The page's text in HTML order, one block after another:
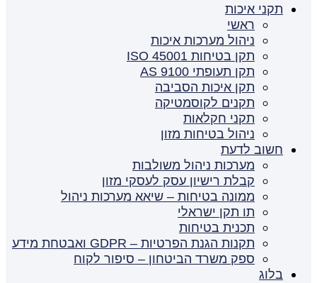
תקני איכות
ראשי
ניהול מערכות איכות
תקן בטיחות ISO 45001
תקן תעופתי AS 9100
תקן איכות הסביבה
תקנים לקוסמטיקה
תקני חקלאות
ניהול בטיחות מזון
חשוב לדעת
מערכות ניהול משולבות
קבלת רישיון עסק לעסקי מזון
ממונה בטיחות – שיאא מערכות ניהול
תו תקן ישראלי
תכנית בטיחות
תקנות הגנת הפרטיות – GDPR ואבטחת מידע
ספק משרד הביטחון – סיפור לקוח
בלוג